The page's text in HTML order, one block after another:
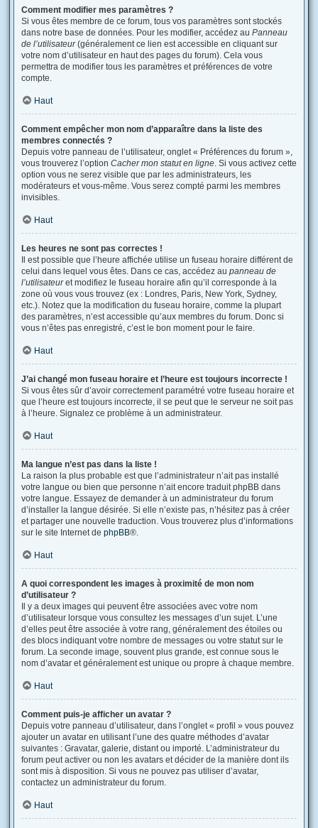
Comment modifier mes paramètres ?
Si vous êtes membre de ce forum, tous vos paramètres sont stockés
dans notre base de données. Pour les modifier, accédez au Panneau
de l’utilisateur(généralement ce lien est accessible en cliquant sur
votre nom d’utilisateur en haut des pages du forum). Cela vous
permettra de modifier tous les paramètres et préférences de votre
compte.
Haut
Comment empêcher mon nom d’apparaître dans la liste des
membres connectés ?
Depuis votre panneau de l’utilisateur, onglet « Préférences du forum »,
vous trouverez l’option Cacher mon statut en ligne. Si vous activez cette
option vous ne serez visible que par les administrateurs, les
modérateurs et vous-même. Vous serez compté parmi les membres
invisibles.
Haut
Les heures ne sont pas correctes !
Il est possible que l’heure affichée utilise un fuseau horaire différent de
celui dans lequel vous êtes. Dans ce cas, accédez au panneau de
l’utilisateuret modifiez le fuseau horaire afin qu’il corresponde à la
zone où vous vous trouvez (ex : Londres, Paris, New York, Sydney,
etc.). Notez que la modification du fuseau horaire, comme la plupart
des paramètres, n’est accessible qu’aux membres du forum. Donc si
vous n’êtes pas enregistré, c’est le bon moment pour le faire.
Haut
J’ai changé mon fuseau horaire et l’heure est toujours incorrecte !
Si vous êtes sûr d’avoir correctement paramétré votre fuseau horaire et
que l’heure est toujours incorrecte, il se peut que le serveur ne soit pas
à l’heure. Signalez ce problème à un administrateur.
Haut
Ma langue n’est pas dans la liste !
La raison la plus probable est que l’administrateur n’ait pas installé
votre langue ou bien que personne n’ait encore traduit phpBB dans
votre langue. Essayez de demander à un administrateur du forum
d’installer la langue désirée. Si elle n’existe pas, n’hésitez pas à créer
et partager une nouvelle traduction. Vous trouverez plus d’informations
sur le site Internet de phpBB®.
Haut
A quoi correspondent les images à proximité de mon nom
d’utilisateur ?
Il y a deux images qui peuvent être associées avec votre nom
d’utilisateur lorsque vous consultez les messages d’un sujet. L’une
d’elles peut être associée à votre rang, généralement des étoiles ou
des blocs indiquant votre nombre de messages ou votre statut sur le
forum. La seconde image, souvent plus grande, est connue sous le
nom d’avatar et généralement est unique ou propre à chaque membre.
Haut
Comment puis-je afficher un avatar ?
Depuis votre panneau d’utilisateur, dans l’onglet « profil » vous pouvez
ajouter un avatar en utilisant l’une des quatre méthodes d’avatar
suivantes : Gravatar, galerie, distant ou importé. L’administrateur du
forum peut activer ou non les avatars et décider de la manière dont ils
sont mis à disposition. Si vous ne pouvez pas utiliser d’avatar,
contactez un administrateur du forum.
Haut